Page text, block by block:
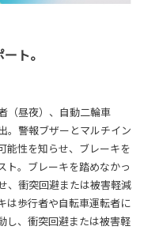
ト。
（昼夜）、自動二輪車
。警報ブザーとマルチイン
能性を知らせ、ブレーキを
ト。ブレーキを踏めなかっ
、衝突回避または被害軽減
は歩行者や自転車運転者に
し、衝突回避または被害軽